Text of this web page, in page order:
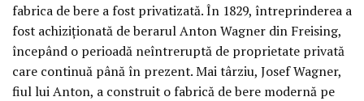
fabrica de bere a fost privatizată. În 1829, întreprinderea a
fost achiziționată de berarul Anton Wagner din Freising,
începând o perioadă neîntreruptă de proprietate privată
care continuă până în prezent. Mai târziu, Josef Wagner,
fiul lui Anton, a construit o fabrică de bere modernă pe